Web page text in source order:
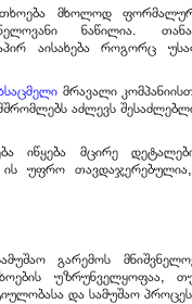
მხოლოდ
ნაწილია.
აისახება როგორც
მრავალი
აძლევს
იწყება მცირე
ის უფრო
გარემოს
უზრუნველყოფაა,
და სამუშაო